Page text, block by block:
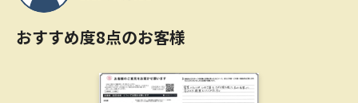
おすすめ度8点のお客様